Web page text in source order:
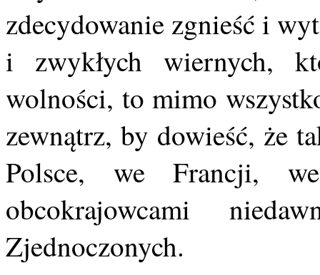
zdecydowanie zgnieść i
i zwykłych wiernych,
wolności, to mimo
zewnątrz, by dowieść, że
Polsce, we Francji,
obcokrajowcami
Zjednoczonych.